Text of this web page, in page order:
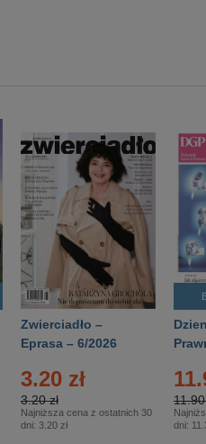
Zwierciadło –
Eprasa – 6/2026
3.20 zł
3.20 zł
Najniższa cena z ostatnich 30
dni: 3.20 zł
11.90
dni: